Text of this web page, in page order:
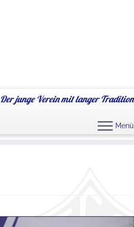
Der junge Verein mit langer Tradition
Menü